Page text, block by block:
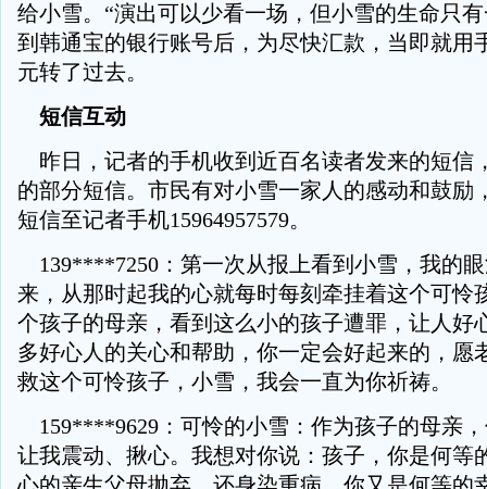
给小雪。“演出可以少看一场，但小雪的生命只
到韩通宝的银行账号后，为尽快汇款，当即就用
元转了过去。
短信互动
昨日，记者的手机收到近百名读者发来的短信
的部分短信。市民有对小雪一家人的感动和鼓励
短信至记者手机15964957579。
139****7250：第一次从报上看到小雪，我的
来，从那时起我的心就每时每刻牵挂着这个可怜
个孩子的母亲，看到这么小的孩子遭罪，让人好
多好心人的关心和帮助，你一定会好起来的，愿
救这个可怜孩子，小雪，我会一直为你祈祷。
159****9629：可怜的小雪：作为孩子的母亲
让我震动、揪心。我想对你说：孩子，你是何等